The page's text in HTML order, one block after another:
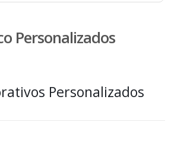
Personalizados
Personalizados